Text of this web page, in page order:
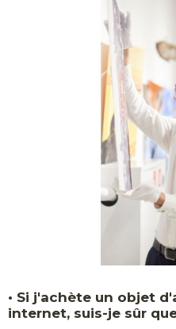
• Si j'achète un objet
internet, suis-je sûr